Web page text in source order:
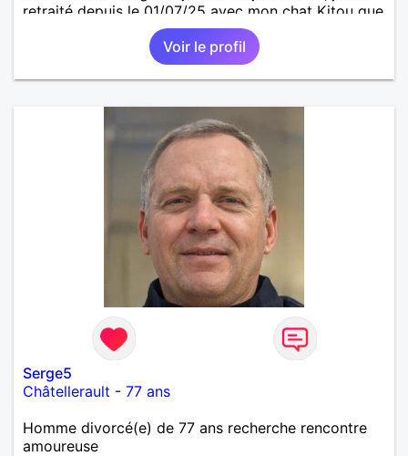
retraité depuis le 01/07/25 avec mon chat Kitou que
j'ai adopté en 04/2023 , je recherche une femme
pour amitié et compagnie , partager des moments
de détente , de loisirs et d'intimités dans le respect
mutuel sur ma région du 57/54.
Voir le profil
Serge5
Châtellerault - 77 ans
Homme divorcé(e) de 77 ans recherche rencontre
amoureuse